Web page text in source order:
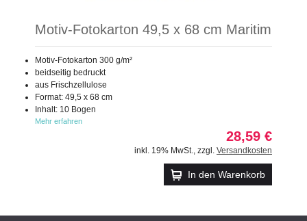
Motiv-Fotokarton 49,5 x 68 cm Maritim
Motiv-Fotokarton 300 g/m²
beidseitig bedruckt
aus Frischzellulose
Format: 49,5 x 68 cm
Inhalt: 10 Bogen
Mehr erfahren
28,59 €
inkl. 19% MwSt. zzgl. Versandkosten
In den Warenkorb